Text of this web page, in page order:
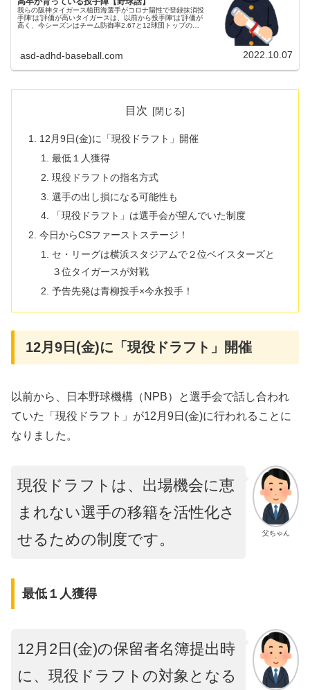
我らの阪神タイガース植田海選手がコロナ陽性で登録抹消投
手陣‘は’評価が高いタイガースは、以前から投手陣‘は’評価が
高く、今シーズンはチーム防御率2.67と12球団トップの数
asd-adhd-baseball.com 2022.10.07
目次
12月9日(金)に「現役ドラフト」開催
最低１人獲得
現役ドラフトの指名方式
選手の出し損になる可能性も
「現役ドラフト」は選手会が望んでいた制度
今日からCSファーストステージ！
セ・リーグは横浜スタジアムで２位ベイスターズと
３位タイガースが対戦
予告先発は青柳投手×今永投手！
12月9日(金)に「現役ドラフト」開催
以前から、日本野球機構（NPB）と選手会で話し合われ
ていた「現役ドラフト」が12月9日(金)に行われることに
なりました。
父ちゃん
現役ドラフトは、出場機会に恵
まれない選手の移籍を活性化さ
せるための制度です。
最低１人獲得
12月2日(金)の保留者名簿提出時
に、現役ドラフトの対象となる